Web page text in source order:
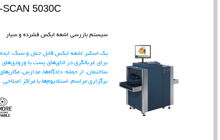
SCAN 5030C
سیستم بازرسی اشعه ایکس فشرده و سیار
یک اسکنر اشعه ایکس قابل حمل و سبک،
برای غربالگری در اتاق‌های پست یا ورودی‌های
ساختمان، از جمله: دادگاه‌ها، مدارس، مکان‌های
برگزاری مراسم، استادیوم‌ها یا مراکز اصلاحی.